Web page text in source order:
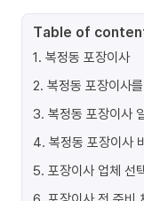
Table of
1. 복정동 포장이사
2. 복정동 포장이사
3. 복정동 포장이사
4. 복정동 포장이사
5. 포장이사 업체 선